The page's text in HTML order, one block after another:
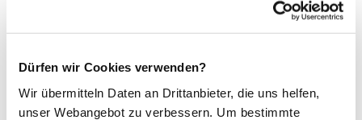
Dürfen wir Cookies verwenden?
Wir übermitteln Daten an Drittanbieter, die uns helfen,
unser Webangebot zu verbessern. Um bestimmte
ermittelt. Die
Zyklustage werden automatisch mitgezählt und
das Display zeigt der Anwenderin dann täglich
ihre (maximale) Fruchtbarkeit und somit den
optimalen Zeitraum für Geschlechtsverkehr an.